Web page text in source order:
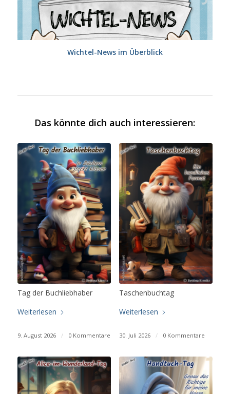
Wichtel-News im Überblick
Das könnte dich auch interessieren:
Tag der Buchliebhaber
Weiterlesen
9. August 2026 / 0 Kommentare
Taschenbuchtag
Weiterlesen
30. Juli 2026 / 0 Kommentare